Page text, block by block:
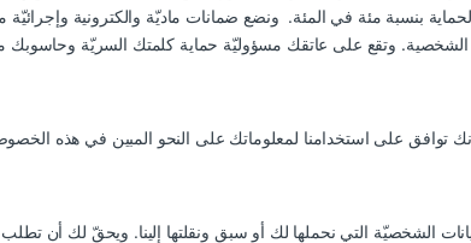
بنسبة مئة في المئة. ونضع ضمانات ماديّة والكترونية وإجرائيّة
الشخصيّة التي نحملها لك أو سبق ونقلتها إلينا. ويحقّ لك أن